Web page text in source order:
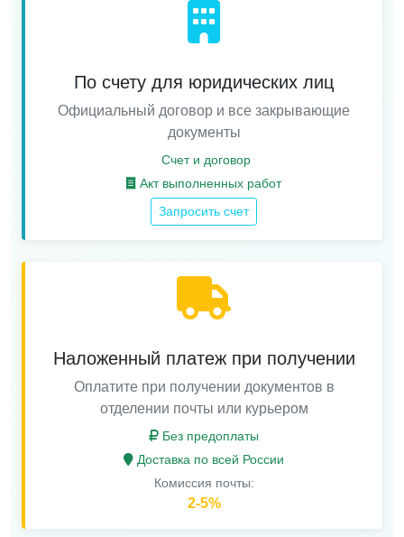
По счету для юридических лиц
Официальный договор и все закрывающие
документы
Счет и договор
Акт выполненных работ
Запросить счет
Наложенный платеж при получении
Оплатите при получении документов в
отделении почты или курьером
Без предоплаты
Доставка по всей России
Комиссия почты:
2-5%